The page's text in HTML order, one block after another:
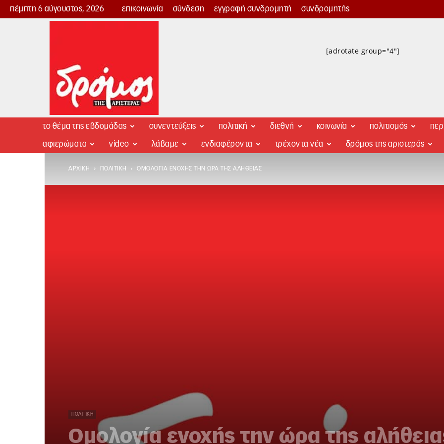
πέμπτη 6 αύγουστος, 2026 επικοινωνία σύνδεση εγγραφή συνδρομητή συνδρομητής
Δρόμος
[adrotate group="4"]
το θέμα της εβδομάδας συνεντεύξεις πολιτική διεθνή κοινωνία πολιτισμός
αφιερώματα video λάβαμε ενδιαφέροντα τρέχοντα νέα δρόμος της αριστεράς
ΑΡΧΙΚΉ ΠΟΛΙΤΙΚΉ ΟΜΟΛΟΓΊΑ ΕΝΟΧΉΣ ΤΗΝ ΏΡΑ ΤΗΣ ΑΛΉΘΕΙΑΣ
ΠΟΛΙΤΙΚΉ
Ομολογία ενοχής την ώρα της